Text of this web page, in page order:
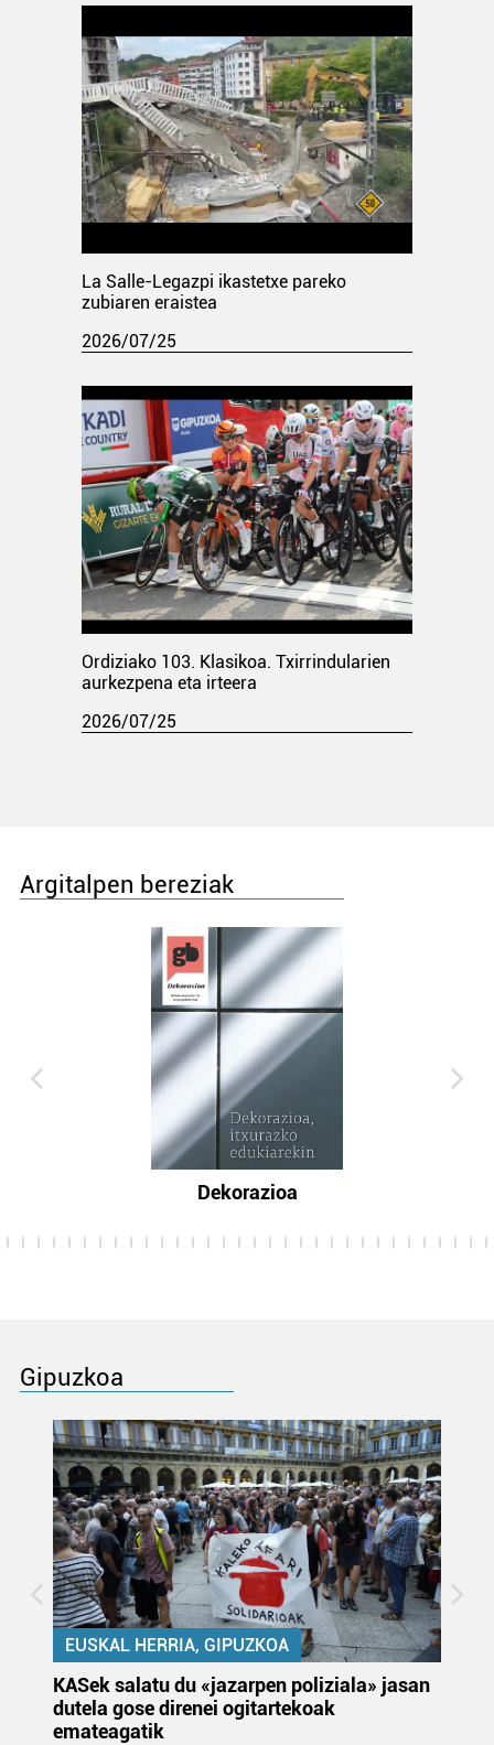
La Salle-Legazpi ikastetxe pareko
zubiaren eraistea
2026/07/25
Ordiziako 103. Klasikoa. Txirrindularien
aurkezpena eta irteera
2026/07/25
Argitalpen bereziak
Dekorazioa
Gipuzkoa
EUSKAL HERRIA, GIPUZKOA
KASek salatu du «jazarpen poliziala» jasan
dutela gose direnei ogitartekoak
emateagatik